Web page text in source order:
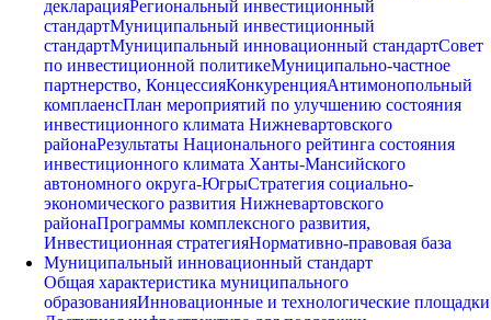
декларацияРегиональный инвестиционный
стандартМуниципальный инвестиционный
стандартМуниципальный инновационный стандартСовет
по инвестиционной политикеМуниципально-частное
партнерство, КонцессияКонкуренцияАнтимонопольный
комплаенсПлан мероприятий по улучшению состояния
инвестиционного климата Нижневартовского
районаРезультаты Национального рейтинга состояния
инвестиционного климата Ханты-Мансийского
автономного округа-ЮгрыСтратегия социально-
экономического развития Нижневартовского
районаПрограммы комплексного развития,
Инвестиционная стратегияНормативно-правовая база
Муниципальный инновационный стандарт
Общая характеристика муниципального
образованияИнновационные и технологические площадки